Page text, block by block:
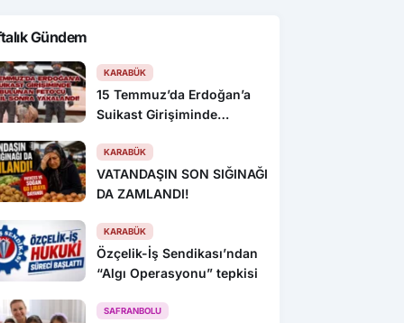
Gündem
KARABÜK
15 Temmuz’da Erdoğan’a
Suikast Girişiminde
Sonra Yakalandı!
KARABÜK
VATANDAŞIN SON SIĞINAĞI
DA ZAMLANDI!
KARABÜK
Özçelik-İş Sendikası’ndan
“Algı Operasyonu” tepkisi
SAFRANBOLU